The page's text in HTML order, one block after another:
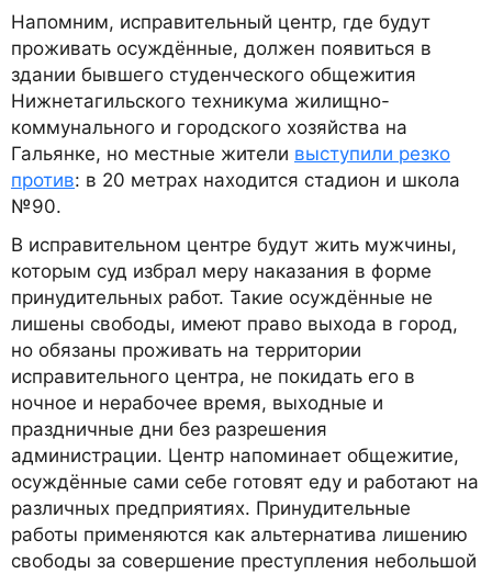
Напомним, исправительный центр, где будут
проживать осуждённые, должен появиться в
здании бывшего студенческого общежития
Нижнетагильского техникума жилищно-
коммунального и городского хозяйства на
Гальянке, но местные жители выступили резко
против: в 20 метрах находится стадион и школа
№90.
В исправительном центре будут жить мужчины,
которым суд избрал меру наказания в форме
принудительных работ. Такие осуждённые не
лишены свободы, имеют право выхода в город,
но обязаны проживать на территории
исправительного центра, не покидать его в
ночное и нерабочее время, выходные и
праздничные дни без разрешения
администрации. Центр напоминает общежитие,
осуждённые сами себе готовят еду и работают на
различных предприятиях. Принудительные
работы применяются как альтернатива лишению
свободы за совершение преступления небольшой